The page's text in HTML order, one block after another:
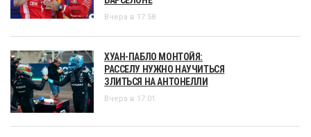
Вчера в 17:58
ХУАН-ПАБЛО МОНТОЙЯ:
РАССЕЛУ НУЖНО НАУЧИТЬСЯ
ЗЛИТЬСЯ НА АНТОНЕЛЛИ
Вчера в 17:01